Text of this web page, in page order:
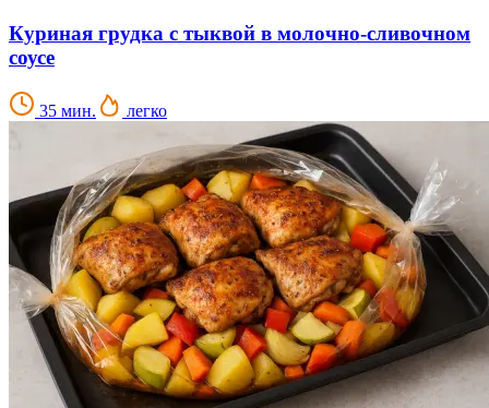
Куриная грудка с тыквой в молочно-сливочном
соусе
35 мин. легко